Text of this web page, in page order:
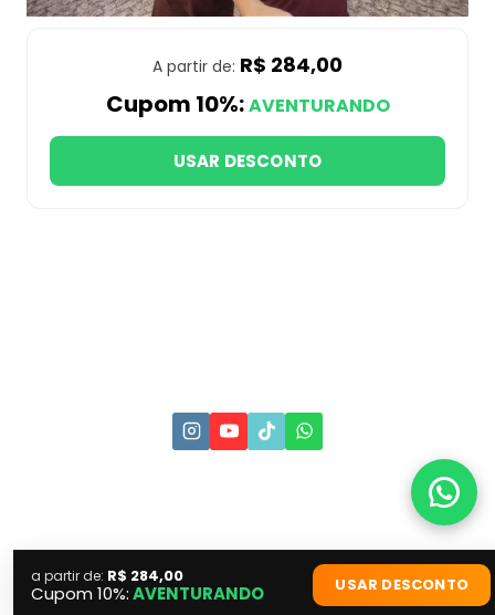
A partir de: R$ 284,00
Cupom 10%:AVENTURANDO
USAR DESCONTO
Cupons Sobre
a partir de: R$ 284,00
Cupom 10%:AVENTURANDO USAR DESCONTO